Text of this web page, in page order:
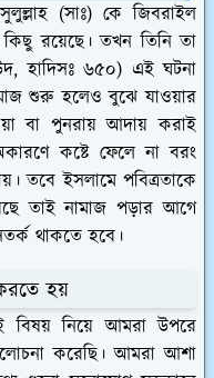
(সাঃ) কে জিবরাইল
রয়েছে। তখন তিনি তা
হাদিসঃ ৬৫০) এই ঘটনা
শুরু হলেও বুঝে যাওয়ার
বা পুনরায় আদায় করাই
কষ্টে ফেলে না বরং
তবে ইসলামে পবিত্রতাকে
তাই নামাজ পড়ার আগে
থাকতে হবে।
হয়
নিয়ে আমরা উপরে
করেছি। আমরা আশা